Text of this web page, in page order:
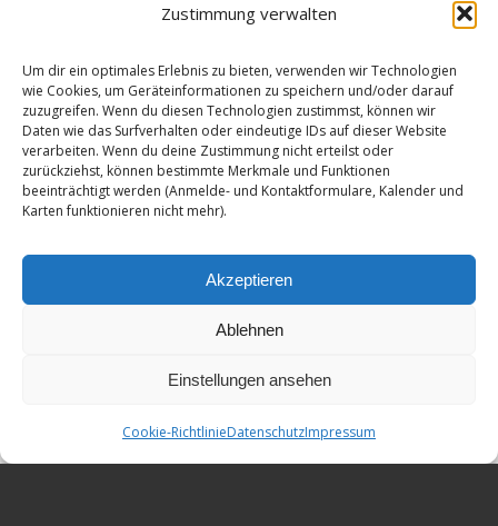
Zustimmung verwalten
Um dir ein optimales Erlebnis zu bieten, verwenden wir Technologien
wie Cookies, um Geräteinformationen zu speichern und/oder darauf
zuzugreifen. Wenn du diesen Technologien zustimmst, können wir
Daten wie das Surfverhalten oder eindeutige IDs auf dieser Website
verarbeiten. Wenn du deine Zustimmung nicht erteilst oder
zurückziehst, können bestimmte Merkmale und Funktionen
beeinträchtigt werden (Anmelde- und Kontaktformulare, Kalender und
Karten funktionieren nicht mehr).
Akzeptieren
Ablehnen
Einstellungen ansehen
Cookie-RichtlinieDatenschutzImpressum
Kontakt
ADTV Tanzschule Konvalin
info@tanzschule-konvalin.de